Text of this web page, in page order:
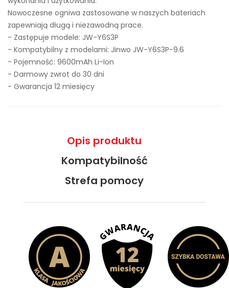
Nowoczesne ogniwa zastosowane w naszych bateriach
zapewniają długą i niezawodną prace.
- Zastępuje modele: JW-Y6S3P
- Kompatybilny z modelami: Jinwo JW-Y6S3P-9.6
- Pojemność: 9600mAh Li-Ion
- Darmowy zwrot do 30 dni
- Gwarancja 12 miesięcy
Opis produktu
Kompatybilność
Strefa pomocy